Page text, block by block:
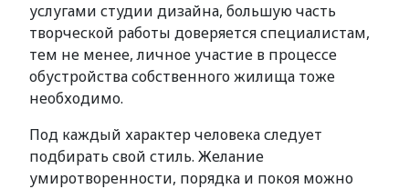
услугами студии дизайна, большую часть
творческой работы доверяется специалистам,
тем не менее, личное участие в процессе
обустройства собственного жилища тоже
необходимо.
Под каждый характер человека следует
подбирать свой стиль. Желание
умиротворенности, порядка и покоя можно